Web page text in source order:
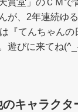
賞堂」のＣＭで
が、2年連続ゆ
『てんちゃん
遊びに来てね
キャラクタ